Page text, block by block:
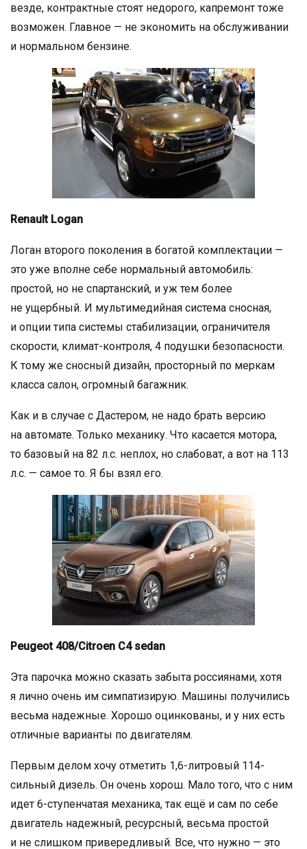
везде, контрактные стоят недорого, капремонт тоже
возможен. Главное — не экономить на обслуживании
и нормальном бензине.
Renault Logan
Логан второго поколения в богатой комплектации —
это уже вполне себе нормальный автомобиль:
простой, но не спартанский, и уж тем более
не ущербный. И мультимедийная система сносная,
и опции типа системы стабилизации, ограничителя
скорости, климат-контроля, 4 подушки безопасности.
К тому же сносный дизайн, просторный по меркам
класса салон, огромный багажник.
Как и в случае с Дастером, не надо брать версию
на автомате. Только механику. Что касается мотора,
то базовый на 82 л.с. неплох, но слабоват, а вот на 113
л.с. — самое то. Я бы взял его.
Peugeot 408/Citroen C4 sedan
Эта парочка можно сказать забыта россиянами, хотя
я лично очень им симпатизирую. Машины получились
весьма надежные. Хорошо оцинкованы, и у них есть
отличные варианты по двигателям.
Первым делом хочу отметить 1,6-литровый 114-
сильный дизель. Он очень хорош. Мало того, что с ним
идет 6-ступенчатая механика, так ещё и сам по себе
двигатель надежный, ресурсный, весьма простой
и не слишком привередливый. Все, что нужно — это